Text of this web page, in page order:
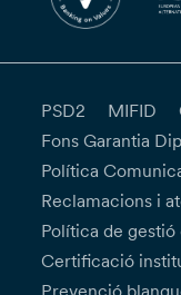
PSD2 MIFID
Fons Garantia
Política
Reclamacions i
Política de gestió
Certificació